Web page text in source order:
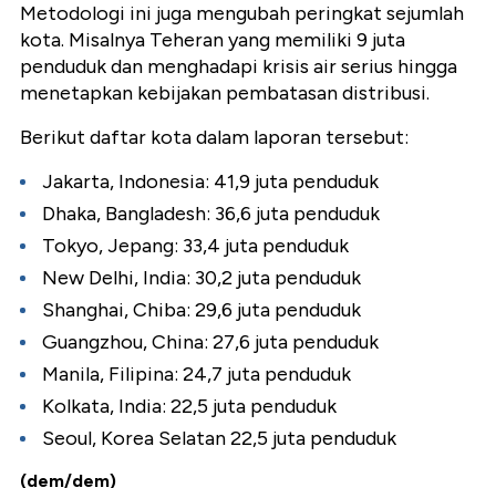
Metodologi ini juga mengubah peringkat sejumlah
kota. Misalnya Teheran yang memiliki 9 juta
penduduk dan menghadapi krisis air serius hingga
menetapkan kebijakan pembatasan distribusi.
Berikut daftar kota dalam laporan tersebut:
Jakarta, Indonesia: 41,9 juta penduduk
Dhaka, Bangladesh: 36,6 juta penduduk
Tokyo, Jepang: 33,4 juta penduduk
New Delhi, India: 30,2 juta penduduk
Shanghai, Chiba: 29,6 juta penduduk
Guangzhou, China: 27,6 juta penduduk
Manila, Filipina: 24,7 juta penduduk
Kolkata, India: 22,5 juta penduduk
Seoul, Korea Selatan 22,5 juta penduduk
(dem/dem)